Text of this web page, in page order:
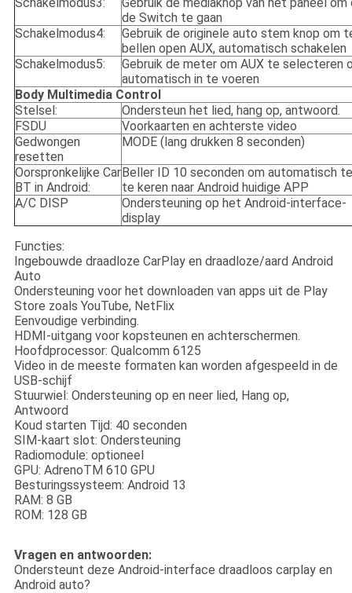
Schakelmodus3:
Gebruik de mediaknop van het paneel om
de Switch te gaan
Schakelmodus4:
Gebruik de originele auto stem knop om
bellen open AUX, automatisch schakelen
Schakelmodus5:
Gebruik de meter om AUX te selecteren
automatisch in te voeren
Body Multimedia Control
Stelsel:
Ondersteun het lied, hang op, antwoord.
FSDU
Voorkaarten en achterste video
Gedwongen
resetten
MODE (lang drukken 8 seconden)
Oorspronkelijke Car
BT in Android:
Beller ID 10 seconden om automatisch
te keren naar Android huidige APP
A/C DISP
Ondersteuning op het Android-interface-
display
Functies:
Ingebouwde draadloze CarPlay en draadloze/aard Android
Auto
Ondersteuning voor het downloaden van apps uit de Play
Store zoals YouTube, NetFlix
Eenvoudige verbinding.
HDMI-uitgang voor kopsteunen en achterschermen.
Hoofdprocessor: Qualcomm 6125
Video in de meeste formaten kan worden afgespeeld in de
USB-schijf
Stuurwiel: Ondersteuning op en neer lied, Hang op,
Antwoord
Koud starten Tijd: 40 seconden
SIM-kaart slot: Ondersteuning
Radiomodule: optioneel
GPU: AdrenoTM 610 GPU
Besturingssysteem: Android 13
RAM: 8 GB
ROM: 128 GB
Vragen en antwoorden:
Ondersteunt deze Android-interface draadloos carplay en
Android auto?